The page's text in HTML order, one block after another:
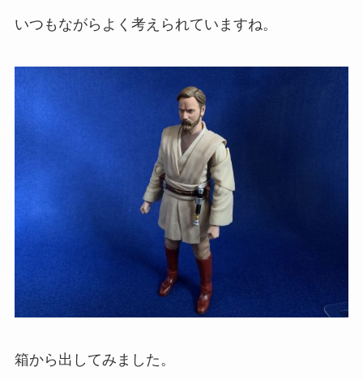
いつもながらよく考えられていますね。
箱から出してみました。